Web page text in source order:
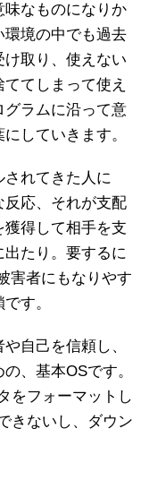
なものになりか
環境の中でも過去
取り、使えない
てしまって使え
グラムに沿って意
していきます。
れてきた人に
反応、それが支配
得して相手を支
たり。要するに
害者にもなりやす
す。
自己を信頼し、
、基本OSです。
をフォーマットし
きないし、ダウン